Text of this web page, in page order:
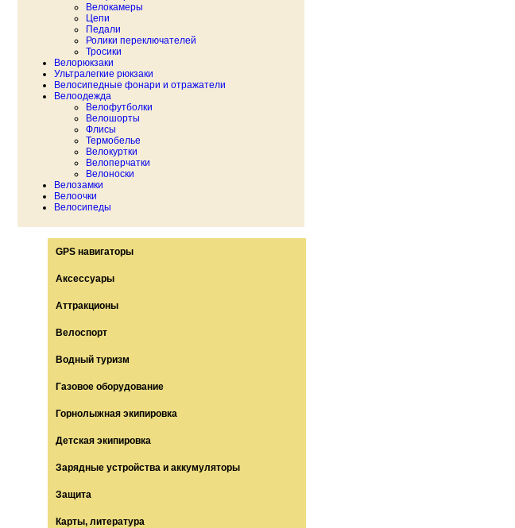
Велокамеры
Цепи
Педали
Ролики переключателей
Тросики
Велорюкзаки
Ультралегкие рюкзаки
Велосипедные фонари и отражатели
Велоодежда
Велофутболки
Велошорты
Флисы
Термобелье
Велокуртки
Велоперчатки
Велоноски
Велозамки
Велоочки
Велосипеды
GPS навигаторы
Аксессуары
Аттракционы
Велоспорт
Водный туризм
Газовое оборудование
Горнолыжная экипировка
Детская экипировка
Зарядные устройства и аккумуляторы
Защита
Карты, литература